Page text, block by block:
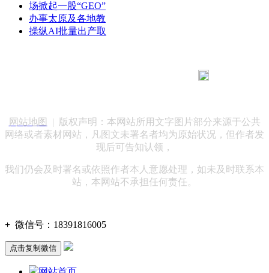
场掀起一股“GEO”
办事太原及各地教
操纵AI批量出产取
网站地图
| 版权声明：本网站所用文字图片部分来源于公共
网络或者素材网站，凡图文未署名者均为原始状况，但作者发
现后可告知认领，
我们仍会及时署名或依照作者本人意愿处理，如未及时联系本
站，本网站不承担任何责任。
+ 微信号： 18391816005
点击复制微信